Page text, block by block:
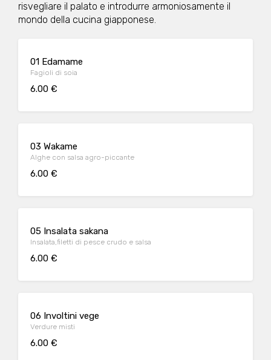
risvegliare il palato e introdurre armoniosamente il
mondo della cucina giapponese.
01 Edamame
Fagioli di soia
6.00 €
03 Wakame
Alghe con salsa agro-piccante
6.00 €
05 Insalata sakana
Insalata,filetti di pesce crudo e salsa
6.00 €
06 Involtini vege
Verdure misti
6.00 €